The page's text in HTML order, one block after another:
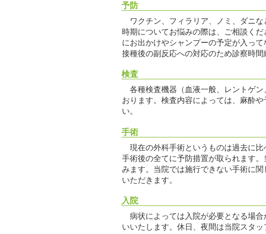
予防
ワクチン、フィラリア、ノミ、ダニ
時期についてお悩みの際は、ご相談く
にお出かけやシャンプーの予定が入っ
接種後の副反応への対応のため診察時間
検査
各種検査機器（血液一般、レントゲン
おります。検査内容によっては、麻酔
い。
手術
現在の外科手術というものは過去に比
手術後の全てに予防措置が取られます
みます。当院では施行できない手術に
いただきます。
入院
病状によっては入院が必要となる場
いいたします。休日、夜間は当院スタ